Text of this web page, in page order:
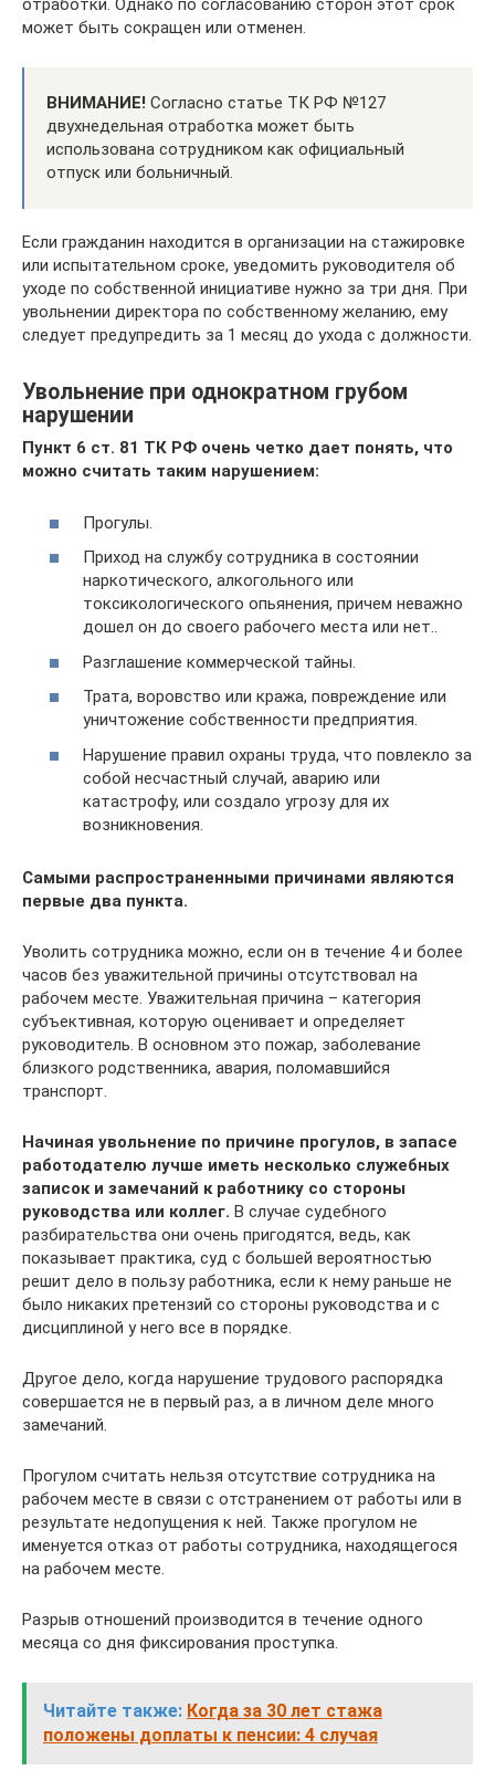
отработки. Однако по согласованию сторон этот срок
может быть сокращен или отменен.
ВНИМАНИЕ! Согласно статье ТК РФ №127
двухнедельная отработка может быть
использована сотрудником как официальный
отпуск или больничный.
Если гражданин находится в организации на стажировке
или испытательном сроке, уведомить руководителя об
уходе по собственной инициативе нужно за три дня. При
увольнении директора по собственному желанию, ему
следует предупредить за 1 месяц до ухода с должности.
Увольнение при однократном грубом
нарушении
Пункт 6 ст. 81 ТК РФ очень четко дает понять, что
можно считать таким нарушением:
Прогулы.
Приход на службу сотрудника в состоянии
наркотического, алкогольного или
токсикологического опьянения, причем неважно
дошел он до своего рабочего места или нет..
Разглашение коммерческой тайны.
Трата, воровство или кража, повреждение или
уничтожение собственности предприятия.
Нарушение правил охраны труда, что повлекло за
собой несчастный случай, аварию или
катастрофу, или создало угрозу для их
возникновения.
Самыми распространенными причинами являются
первые два пункта.
Уволить сотрудника можно, если он в течение 4 и более
часов без уважительной причины отсутствовал на
рабочем месте. Уважительная причина – категория
субъективная, которую оценивает и определяет
руководитель. В основном это пожар, заболевание
близкого родственника, авария, поломавшийся
транспорт.
Начиная увольнение по причине прогулов, в запасе
работодателю лучше иметь несколько служебных
записок и замечаний к работнику со стороны
руководства или коллег. В случае судебного
разбирательства они очень пригодятся, ведь, как
показывает практика, суд с большей вероятностью
решит дело в пользу работника, если к нему раньше не
было никаких претензий со стороны руководства и с
дисциплиной у него все в порядке.
Другое дело, когда нарушение трудового распорядка
совершается не в первый раз, а в личном деле много
замечаний.
Прогулом считать нельзя отсутствие сотрудника на
рабочем месте в связи с отстранением от работы или в
результате недопущения к ней. Также прогулом не
именуется отказ от работы сотрудника, находящегося
на рабочем месте.
Разрыв отношений производится в течение одного
месяца со дня фиксирования проступка.
Читайте также: Когда за 30 лет стажа
положены доплаты к пенсии: 4 случая